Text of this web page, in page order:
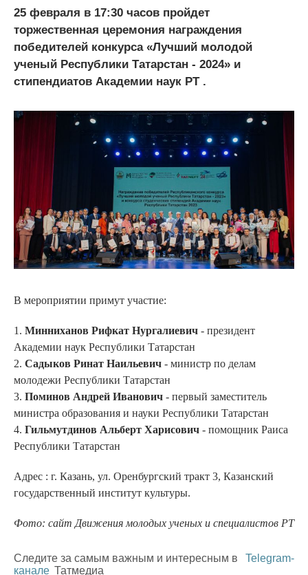
25 февраля в 17:30 часов пройдет
торжественная церемония награждения
победителей конкурса «Лучший молодой
ученый Республики Татарстан - 2024» и
стипендиатов Академии наук РТ .
В мероприятии примут участие:
1. Минниханов Рифкат Нургалиевич - президент
Академии наук Республики Татарстан
2. Садыков Ринат Наильевич - министр по делам
молодежи Республики Татарстан
3. Поминов Андрей Иванович - первый заместитель
министра образования и науки Республики Татарстан
4. Гильмутдинов Альберт Харисович - помощник Раиса
Республики Татарстан
Адрес : г. Казань, ул. Оренбургский тракт 3, Казанский
государственный институт культуры.
Фото: сайт Движения молодых ученых и специалистов РТ
Следите за самым важным и интересным в
Telegram-
канале Татмедиа